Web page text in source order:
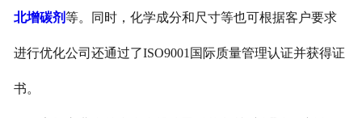
北增碳剂等。同时，化学成分和尺寸等也可根据客户要求
进行优化公司还通过了ISO9001国际质量管理认证并获得证
书。